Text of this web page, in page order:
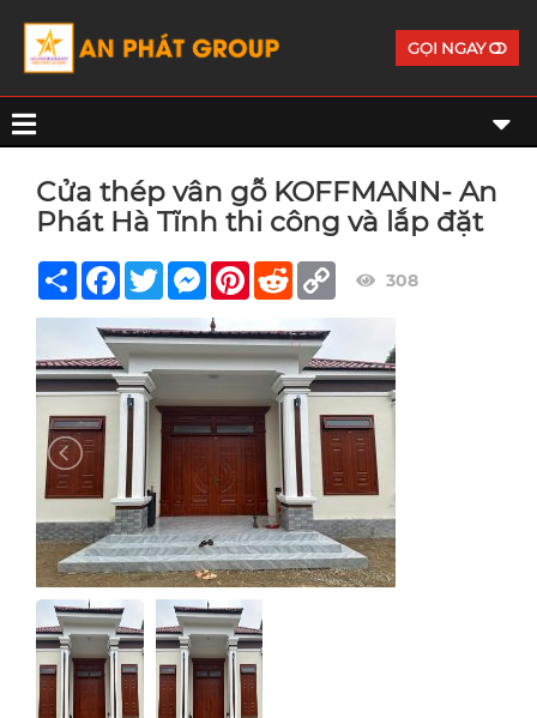
GỌI NGAY
Cửa thép vân gỗ KOFFMANN- An
Phát Hà Tĩnh thi công và lắp đặt
Share Facebook
TwitterMessengerPinterest
Reddit Copy
Link
308